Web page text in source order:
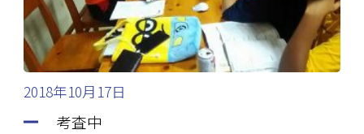
2018年10月17日
考査中